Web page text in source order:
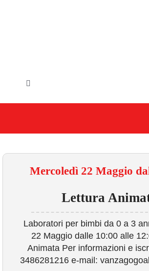
Toggle
IL COMUNE
VIVERE VANZAGO
Mercoledì 22 Maggio
Lettura
Laboratori per bimbi da 0 a 3
22 Maggio dalle 10:00 alle
Animata Per informazioni e
3486281216 e-mail: